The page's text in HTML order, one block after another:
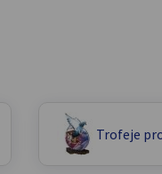
Trofeje